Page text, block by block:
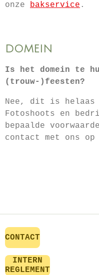
onze bakservice .
DOMEIN
Is het domein te
(trouw-)feesten?
Nee, dit is
Fotoshoots en
bepaalde
contact met ons
CONTACT
INTERN
REGLEMENT